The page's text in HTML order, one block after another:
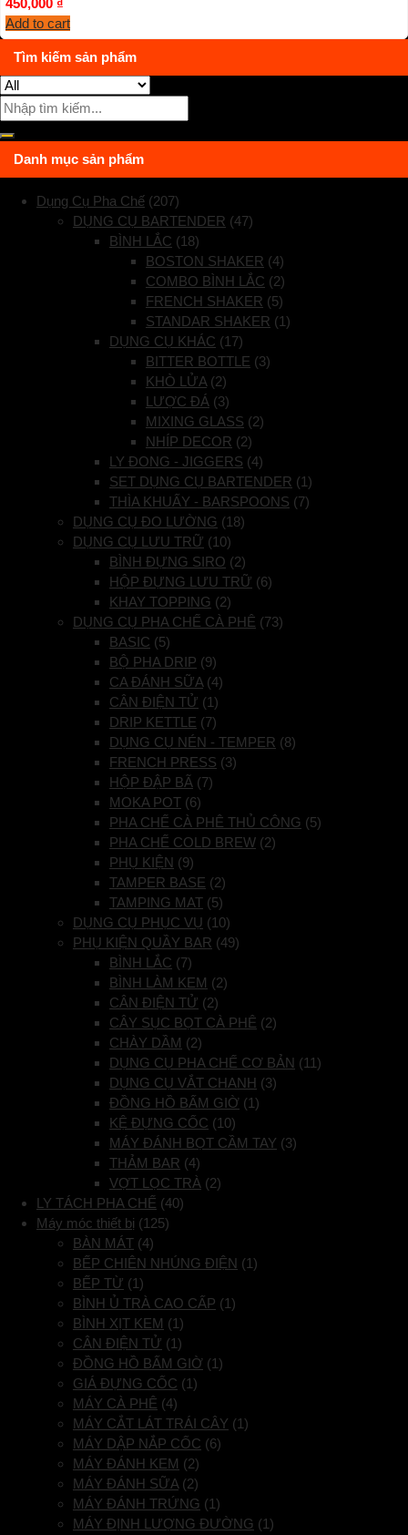
450,000 ₫
Add to cart
Tìm kiếm sản phẩm
Danh mục sản phẩm
Dụng Cụ Pha Chế (207)
DỤNG CỤ BARTENDER (47)
BÌNH LẮC (18)
BOSTON SHAKER (4)
COMBO BÌNH LẮC (2)
FRENCH SHAKER (5)
STANDAR SHAKER (1)
DỤNG CỤ KHÁC (17)
BITTER BOTTLE (3)
KHÒ LỬA (2)
LƯỢC ĐÁ (3)
MIXING GLASS (2)
NHÍP DECOR (2)
LY ĐONG - JIGGERS (4)
SET DỤNG CỤ BARTENDER (1)
THÌA KHUẤY - BARSPOONS (7)
DỤNG CỤ ĐO LƯỜNG (18)
DỤNG CỤ LƯU TRỮ (10)
BÌNH ĐỰNG SIRO (2)
HỘP ĐỰNG LƯU TRỮ (6)
KHAY TOPPING (2)
DỤNG CỤ PHA CHẾ CÀ PHÊ (73)
BASIC (5)
BỘ PHA DRIP (9)
CA ĐÁNH SỮA (4)
CÂN ĐIỆN TỬ (1)
DRIP KETTLE (7)
DỤNG CỤ NÉN - TEMPER (8)
FRENCH PRESS (3)
HỘP ĐẬP BÃ (7)
MOKA POT (6)
PHA CHẾ CÀ PHÊ THỦ CÔNG (5)
PHA CHẾ COLD BREW (2)
PHỤ KIỆN (9)
TAMPER BASE (2)
TAMPING MAT (5)
DỤNG CỤ PHỤC VỤ (10)
PHỤ KIỆN QUẦY BAR (49)
BÌNH LẮC (7)
BÌNH LÀM KEM (2)
CÂN ĐIỆN TỬ (2)
CÂY SỤC BỌT CÀ PHÊ (2)
CHÀY DẦM (2)
DỤNG CỤ PHA CHẾ CƠ BẢN (11)
DỤNG CỤ VẮT CHANH (3)
ĐỒNG HỒ BẤM GIỜ (1)
KỆ ĐỰNG CỐC (10)
MÁY ĐÁNH BỌT CẦM TAY (3)
THẢM BAR (4)
VỢT LỌC TRÀ (2)
LY TÁCH PHA CHẾ (40)
Máy móc thiết bị (125)
BÀN MÁT (4)
BẾP CHIÊN NHÚNG ĐIỆN (1)
BẾP TỪ (1)
BÌNH Ủ TRÀ CAO CẤP (1)
BÌNH XỊT KEM (1)
CÂN ĐIỆN TỬ (1)
ĐỒNG HỒ BẤM GIỜ (1)
GIÁ ĐỰNG CỐC (1)
MÁY CÀ PHÊ (4)
MÁY CẮT LÁT TRÁI CÂY (1)
MÁY DẬP NẮP CỐC (6)
MÁY ĐÁNH KEM (2)
MÁY ĐÁNH SỮA (2)
MÁY ĐÁNH TRỨNG (1)
MÁY ĐỊNH LƯỢNG ĐƯỜNG (1)